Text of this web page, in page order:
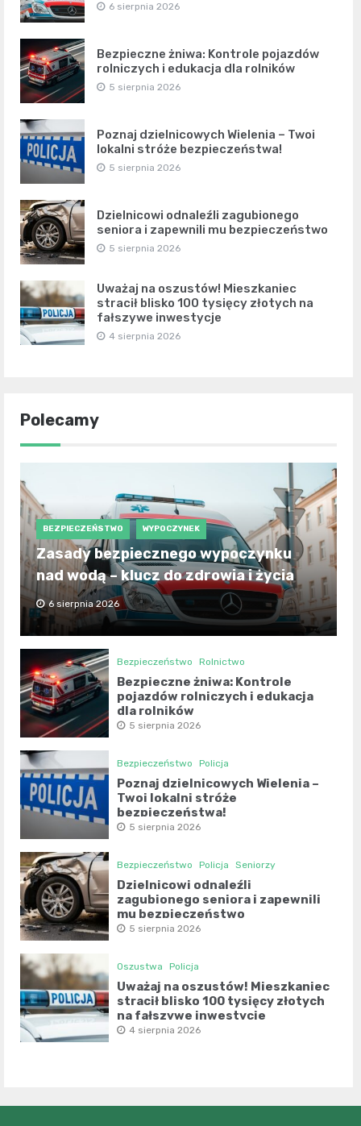
6 sierpnia 2026
Bezpieczne żniwa: Kontrole pojazdów
rolniczych i edukacja dla rolników
5 sierpnia 2026
Poznaj dzielnicowych Wielenia – Twoi
lokalni stróże bezpieczeństwa!
5 sierpnia 2026
Dzielnicowi odnaleźli zagubionego
seniora i zapewnili mu bezpieczeństwo
5 sierpnia 2026
Uważaj na oszustów! Mieszkaniec
stracił blisko 100 tysięcy złotych na
fałszywe inwestycje
4 sierpnia 2026
Polecamy
BEZPIECZEŃSTWO WYPOCZYNEK
Zasady bezpiecznego wypoczynku
nad wodą – klucz do zdrowia i życia
6 sierpnia 2026
Bezpieczeństwo Rolnictwo
Bezpieczne żniwa: Kontrole
pojazdów rolniczych i edukacja
dla rolników
5 sierpnia 2026
Bezpieczeństwo Policja
Poznaj dzielnicowych Wielenia –
Twoi lokalni stróże
bezpieczeństwa!
5 sierpnia 2026
Bezpieczeństwo Policja Seniorzy
Dzielnicowi odnaleźli
zagubionego seniora i zapewnili
mu bezpieczeństwo
5 sierpnia 2026
Oszustwa Policja
Uważaj na oszustów! Mieszkaniec
stracił blisko 100 tysięcy złotych
na fałszywe inwestycje
4 sierpnia 2026